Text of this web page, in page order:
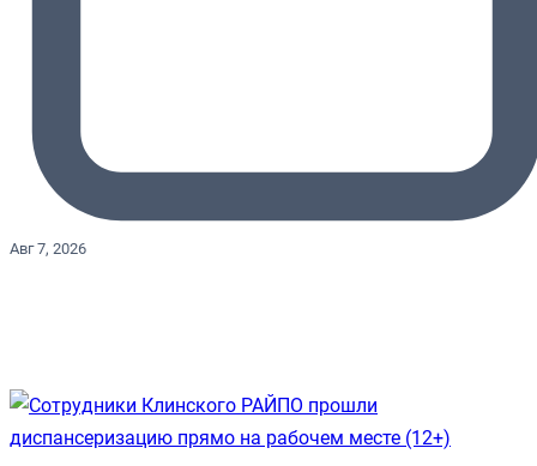
Авг 7, 2026